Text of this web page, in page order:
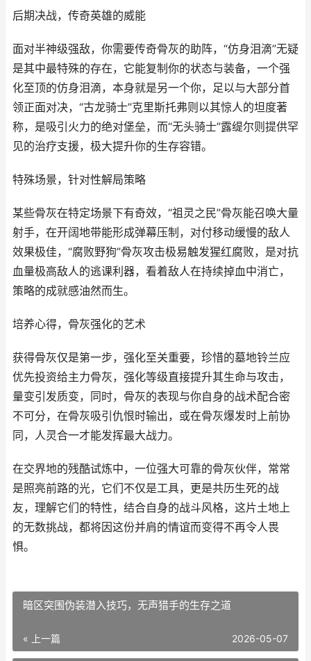
后期决战，传奇英雄的威能
面对半神级强敌，你需要传奇骨灰的助阵，“仿身泪滴”无疑
是其中最特殊的存在，它能复制你的状态与装备，一个强
化至顶的仿身泪滴，本身就是另一个你，足以与大部分首
领正面对决，“古龙骑士”克里斯托弗则以其惊人的坦度著
称，是吸引火力的绝对堡垒，而“无头骑士”露缇尔则提供罕
见的治疗支援，极大提升你的生存容错。
特殊场景，针对性解局策略
某些骨灰在特定场景下有奇效，“祖灵之民”骨灰能召唤大量
射手，在开阔地带能形成弹幕压制，对付移动缓慢的敌人
效果极佳，“腐败野狗”骨灰攻击极易触发猩红腐败，是对抗
血量极高敌人的逃课利器，看着敌人在持续掉血中消亡，
策略的成就感油然而生。
培养心得，骨灰强化的艺术
获得骨灰仅是第一步，强化至关重要，珍惜的墓地铃兰应
优先投资给主力骨灰，强化等级直接提升其生命与攻击，
量变引发质变，同时，骨灰的表现与你自身的战术配合密
不可分，在骨灰吸引仇恨时输出，或在骨灰爆发时上前协
同，人灵合一才能发挥最大战力。
在交界地的残酷试炼中，一位强大可靠的骨灰伙伴，常常
是照亮前路的光，它们不仅是工具，更是共历生死的战
友，理解它们的特性，结合自身的战斗风格，这片土地上
的无数挑战，都将因这份并肩的情谊而变得不再令人畏
惧。
暗区突围伪装潜入技巧，无声猎手的生存之道
« 上一篇 2026-05-07